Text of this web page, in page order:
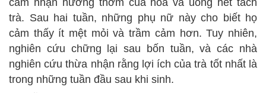
trà. Sau hai tuần, những phụ nữ này cho biết họ
cảm thấy ít mệt mỏi và trầm cảm hơn. Tuy nhiên,
nghiên cứu chững lại sau bốn tuần, và các nhà
nghiên cứu thừa nhận rằng lợi ích của trà tốt nhất là
trong những tuần đầu sau khi sinh.